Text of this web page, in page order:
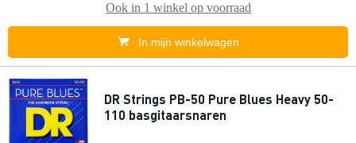
Ook in 1 winkel op voorraad
In mijn winkelwagen
DR Strings PB-50 Pure Blues Heavy 50-
110 basgitaarsnaren